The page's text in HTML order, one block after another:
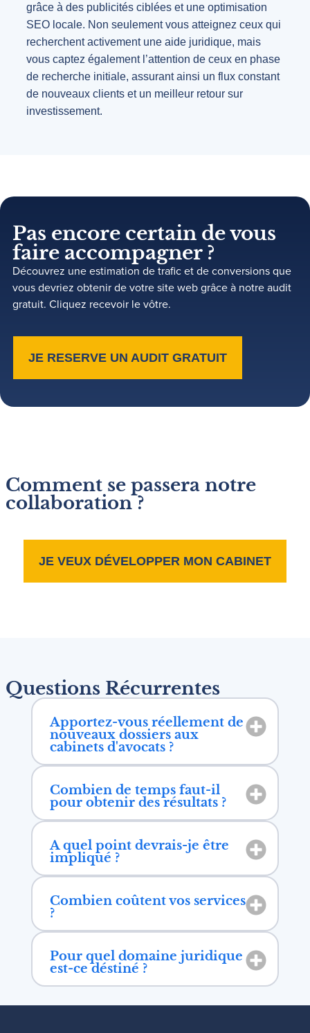
grâce à des publicités ciblées et une optimisation
SEO locale. Non seulement vous atteignez ceux qui
recherchent activement une aide juridique, mais
vous captez également l’attention de ceux en phase
de recherche initiale, assurant ainsi un flux constant
de nouveaux clients et un meilleur retour sur
investissement.
Pas encore certain de vous
faire accompagner ?
Découvrez une estimation de trafic et de conversions que
vous devriez obtenir de votre site web grâce à notre audit
gratuit. Cliquez recevoir le vôtre.
JE RESERVE UN AUDIT GRATUIT
Comment se passera notre
collaboration ?
JE VEUX DÉVELOPPER MON CABINET
Questions Récurrentes
Apportez-vous réellement de
nouveaux dossiers aux
cabinets d'avocats ?
Combien de temps faut-il
pour obtenir des résultats ?
A quel point devrais-je être
impliqué ?
Combien coûtent vos services
?
Pour quel domaine juridique
est-ce déstiné ?